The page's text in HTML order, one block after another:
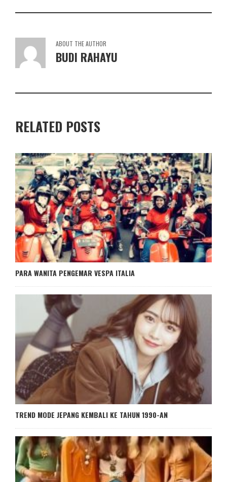
ABOUT THE AUTHOR
BUDI RAHAYU
RELATED POSTS
PARA WANITA PENGEMAR VESPA ITALIA
TREND MODE JEPANG KEMBALI KE TAHUN 1990-AN